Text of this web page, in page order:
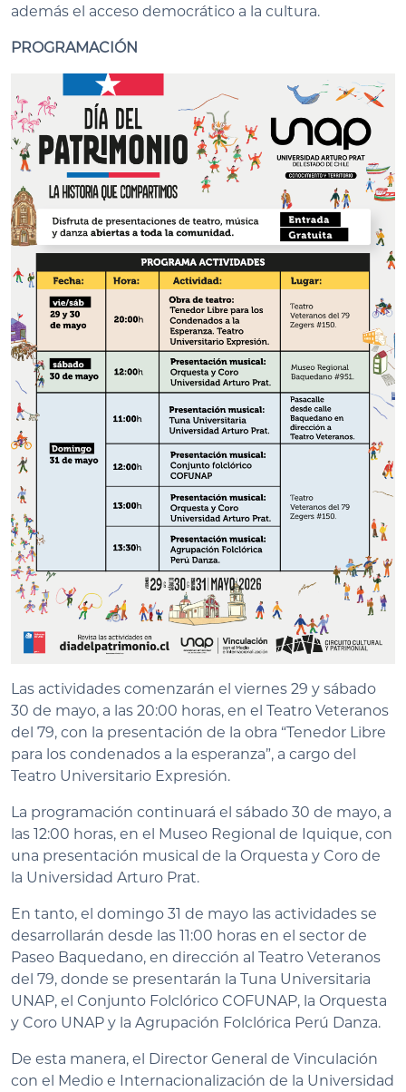
además el acceso democrático a la cultura.
PROGRAMACIÓN
Las actividades comenzarán el viernes 29 y sábado
30 de mayo, a las 20:00 horas, en el Teatro Veteranos
del 79, con la presentación de la obra “Tenedor Libre
para los condenados a la esperanza”, a cargo del
Teatro Universitario Expresión.
La programación continuará el sábado 30 de mayo, a
las 12:00 horas, en el Museo Regional de Iquique, con
una presentación musical de la Orquesta y Coro de
la Universidad Arturo Prat.
En tanto, el domingo 31 de mayo las actividades se
desarrollarán desde las 11:00 horas en el sector de
Paseo Baquedano, en dirección al Teatro Veteranos
del 79, donde se presentarán la Tuna Universitaria
UNAP, el Conjunto Folclórico COFUNAP, la Orquesta
y Coro UNAP y la Agrupación Folclórica Perú Danza.
De esta manera, el Director General de Vinculación
con el Medio e Internacionalización de la Universidad